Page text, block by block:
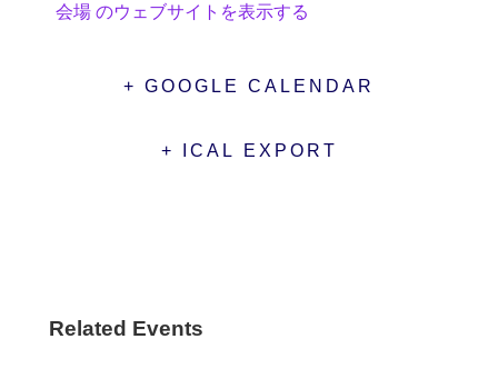
会場 のウェブサイトを表示する
+ GOOGLE CALENDAR
+ ICAL EXPORT
Related Events